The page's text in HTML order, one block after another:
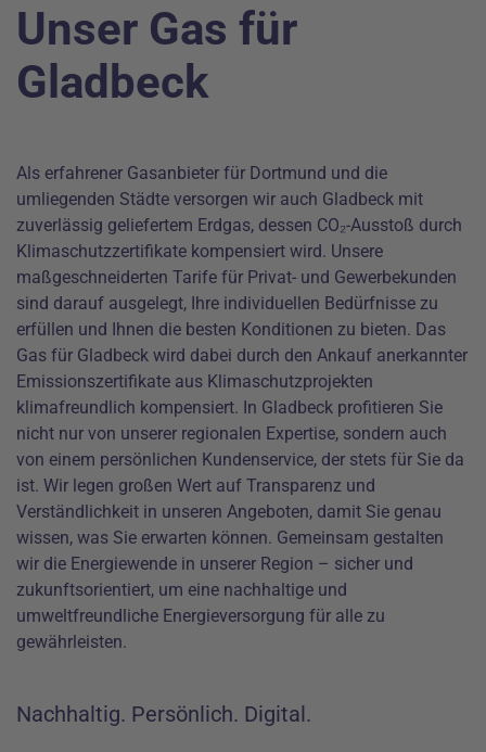
Unser Gas für
Gladbeck
Als erfahrener Gasanbieter für Dortmund und die
umliegenden Städte versorgen wir auch Gladbeck mit
zuverlässig geliefertem Erdgas, dessen CO₂-Ausstoß durch
Klimaschutzzertifikate kompensiert wird. Unsere
maßgeschneiderten Tarife für Privat- und Gewerbekunden
sind darauf ausgelegt, Ihre individuellen Bedürfnisse zu
erfüllen und Ihnen die besten Konditionen zu bieten. Das
Gas für Gladbeck wird dabei durch den Ankauf anerkannter
Emissionszertifikate aus Klimaschutzprojekten
klimafreundlich kompensiert. In Gladbeck profitieren Sie
nicht nur von unserer regionalen Expertise, sondern auch
von einem persönlichen Kundenservice, der stets für Sie da
ist. Wir legen großen Wert auf Transparenz und
Verständlichkeit in unseren Angeboten, damit Sie genau
wissen, was Sie erwarten können. Gemeinsam gestalten
wir die Energiewende in unserer Region – sicher und
zukunftsorientiert, um eine nachhaltige und
umweltfreundliche Energieversorgung für alle zu
gewährleisten.
Nachhaltig. Persönlich. Digital.